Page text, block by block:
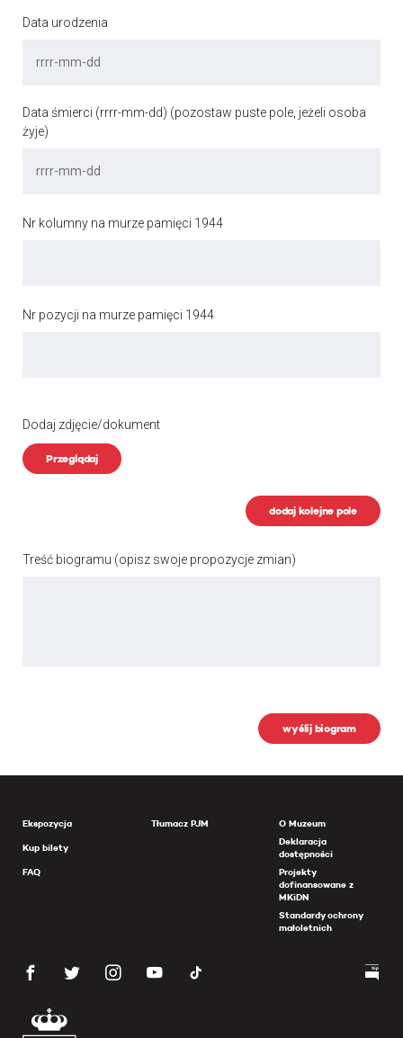
Data urodzenia
Data śmierci (rrrr-mm-dd) (pozostaw puste pole, jeżeli osoba
żyje)
Nr kolumny na murze pamięci 1944
Nr pozycji na murze pamięci 1944
Dodaj zdjęcie/dokument
Przeglądaj
dodaj kolejne pole
Treść biogramu (opisz swoje propozycje zmian)
wyślij biogram
Ekspozycja
Kup bilety
FAQ
Tłumacz PJM
O Muzeum
Deklaracja
dostępności
Projekty
dofinansowane z
MKiDN
Standardy ochrony
małoletnich